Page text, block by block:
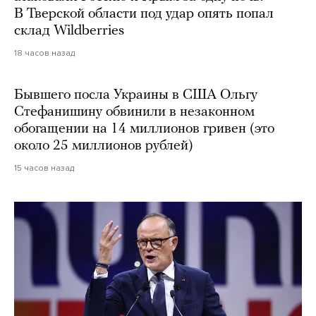
В Тверской области под удар опять попал
склад Wildberries
18 часов назад
Бывшего посла Украины в США Ольгу
Стефанишину обвинили в незаконном
обогащении на 14 миллионов гривен (это
около 25 миллионов рублей)
15 часов назад